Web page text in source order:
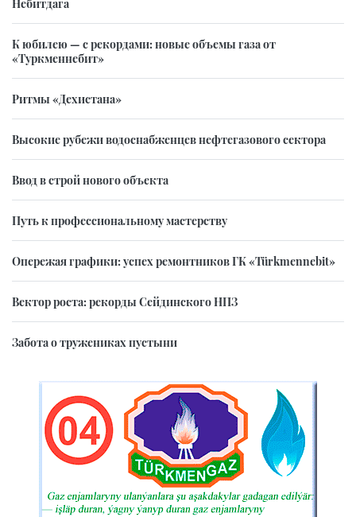
К юбилею — с рекордами: новые объемы газа от
«Туркменнебит»
Ритмы «Дехистана»
Высокие рубежи водоснабженцев нефтегазового сектора
Ввод в строй нового объекта
Путь к профессиональному мастерству
Опережая графики: успех ремонтников ГК «Türkmennebit»
Вектор роста: рекорды Сейдинского НПЗ
Забота о тружениках пустыни